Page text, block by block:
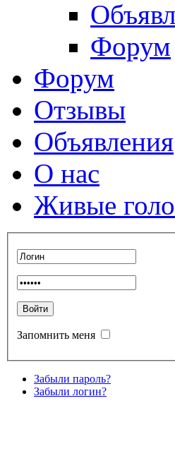
Форум
Форум
Отзывы
Объявления
О нас
Живые
Запомнить меня
Забыли пароль?
Забыли логин?